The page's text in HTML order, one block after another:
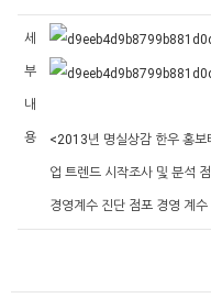
세
부
내
용 <2013년 명실상감 한우 홍보
업 트렌드 시작조사 및 분석
경영계수 진단 점포 경영 계수